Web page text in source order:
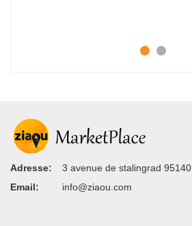
Adresse:
3 avenue de stalingrad
Email:
info@ziaou.com